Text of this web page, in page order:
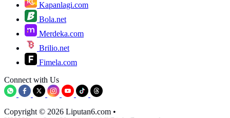
Kapanlagi.com
Bola.net
Merdeka.com
Brilio.net
Fimela.com
Connect with Us
Copyright © 2026 Liputan6.com •